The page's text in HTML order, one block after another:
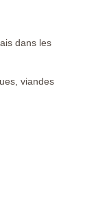
dans les
viandes